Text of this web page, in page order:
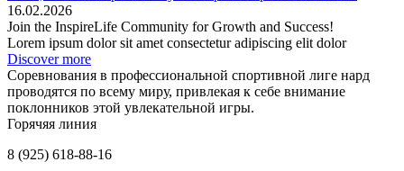
16.02.2026
Join the InspireLife Community for Growth and Success!
Lorem ipsum dolor sit amet consectetur adipiscing elit dolor
Discover more
Соревнования в профессиональной спортивной лиге нард
проводятся по всему миру, привлекая к себе внимание
поклонников этой увлекательной игры.
Горячяя линия
8 (925) 618-88-16